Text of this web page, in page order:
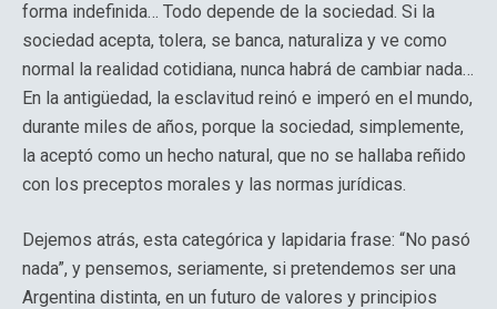
forma indefinida… Todo depende de la sociedad. Si la
sociedad acepta, tolera, se banca, naturaliza y ve como
normal la realidad cotidiana, nunca habrá de cambiar nada…
En la antigüedad, la esclavitud reinó e imperó en el mundo,
durante miles de años, porque la sociedad, simplemente,
la aceptó como un hecho natural, que no se hallaba reñido
con los preceptos morales y las normas jurídicas.
Dejemos atrás, esta categórica y lapidaria frase: “No pasó
nada”, y pensemos, seriamente, si pretendemos ser una
Argentina distinta, en un futuro de valores y principios